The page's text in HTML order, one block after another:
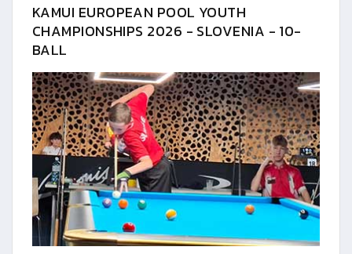
KAMUI EUROPEAN POOL YOUTH
CHAMPIONSHIPS 2026 - SLOVENIA - 10-
BALL